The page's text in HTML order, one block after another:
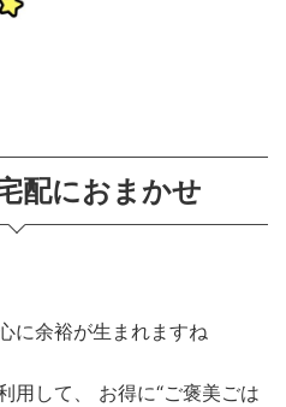
配におまかせ
に余裕が生まれますね
用して、 お得に“ご褒美ごは